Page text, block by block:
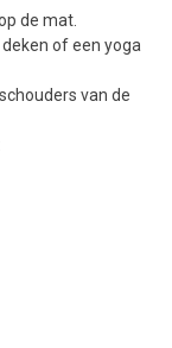
de mat.
of een yoga
van de